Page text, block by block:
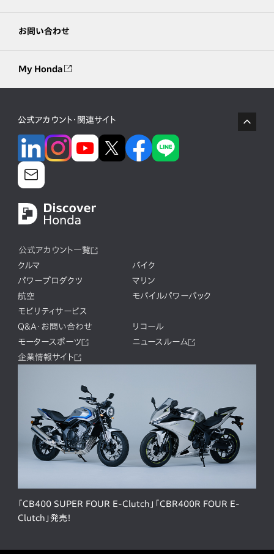
お問い合わせ
My Honda
公式アカウント・関連サイト
公式アカウント一覧
クルマ
バイク
パワープロダクツ
マリン
航空
モバイルパワーパック
モビリティサービス
Q&A・お問い合わせ
リコール
モータースポーツ
ニュースルーム
企業情報サイト
「CB400 SUPER FOUR E-Clutch」「CBR400R FOUR E-
Clutch」発売！